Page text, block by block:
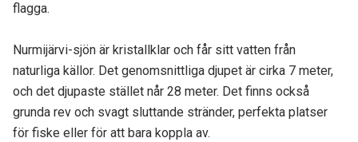
flagga.
Nurmijärvi-sjön är kristallklar och får sitt vatten från
naturliga källor. Det genomsnittliga djupet är cirka 7 meter,
och det djupaste stället når 28 meter. Det finns också
grunda rev och svagt sluttande stränder, perfekta platser
för fiske eller för att bara koppla av.